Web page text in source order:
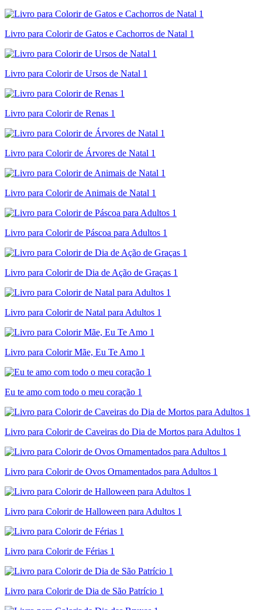
Livro para Colorir de Gatos e Cachorros de Natal 1
Livro para Colorir de Ursos de Natal 1
Livro para Colorir de Renas 1
Livro para Colorir de Árvores de Natal 1
Livro para Colorir de Animais de Natal 1
Livro para Colorir de Páscoa para Adultos 1
Livro para Colorir de Dia de Ação de Graças 1
Livro para Colorir de Natal para Adultos 1
Livro para Colorir Mãe, Eu Te Amo 1
Eu te amo com todo o meu coração 1
Livro para Colorir de Caveiras do Dia de Mortos para Adultos 1
Livro para Colorir de Ovos Ornamentados para Adultos 1
Livro para Colorir de Halloween para Adultos 1
Livro para Colorir de Férias 1
Livro para Colorir de Dia de São Patrício 1